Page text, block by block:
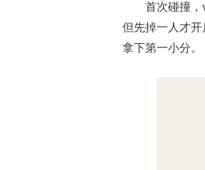
首次碰撞，
但先掉一人才
拿下第一小分。